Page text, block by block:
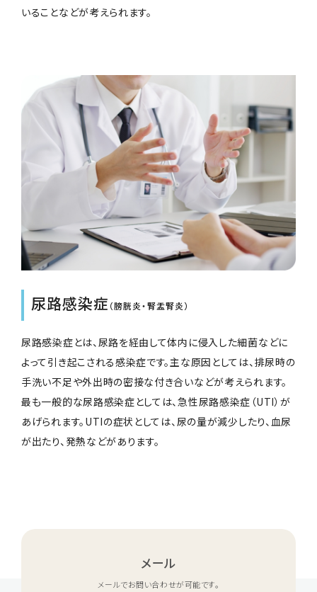
いることなどが考えられます。
尿路感染症 （膀胱炎・腎盂腎炎）
尿路感染症とは、尿路を経由して体内に侵入した細菌などに
よって引き起こされる感染症です。主な原因としては、排尿時の
手洗い不足や外出時の密接な付き合いなどが考えられます。
最も一般的な尿路感染症としては、急性尿路感染症（UTI）が
あげられます。UTIの症状としては、尿の量が減少したり、血尿
が出たり、発熱などがあります。
メール
メールでお問い合わせが可能です。